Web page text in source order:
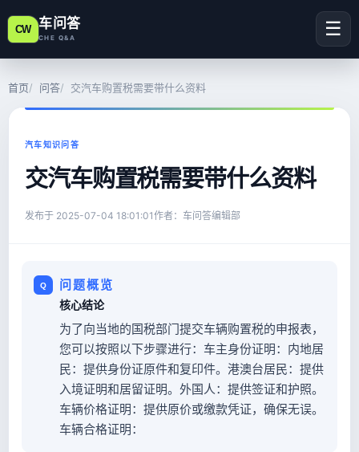
CW 车问答
CHE Q&A ☰
首页 问答 交汽车购置税需要带什么资料
汽车知识问答
交汽车购置税需要带什么资料
发布于 2025-07-04 18:01:01作者：车问答编辑部
问题概览
核心结论
为了向当地的国税部门提交车辆购置税的申报表，
您可以按照以下步骤进行：车主身份证明：内地居
民：提供身份证原件和复印件。港澳台居民：提供
入境证明和居留证明。外国人：提供签证和护照。
车辆价格证明：提供原价或缴款凭证，确保无误。
车辆合格证明：